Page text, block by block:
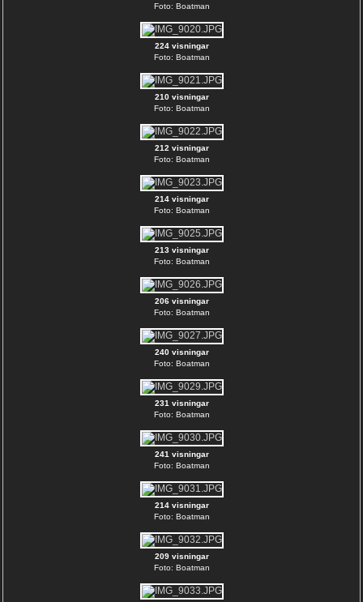
Foto: Boatman
224 visningar
Foto: Boatman
210 visningar
Foto: Boatman
212 visningar
Foto: Boatman
214 visningar
Foto: Boatman
213 visningar
Foto: Boatman
206 visningar
Foto: Boatman
240 visningar
Foto: Boatman
231 visningar
Foto: Boatman
241 visningar
Foto: Boatman
214 visningar
Foto: Boatman
209 visningar
Foto: Boatman